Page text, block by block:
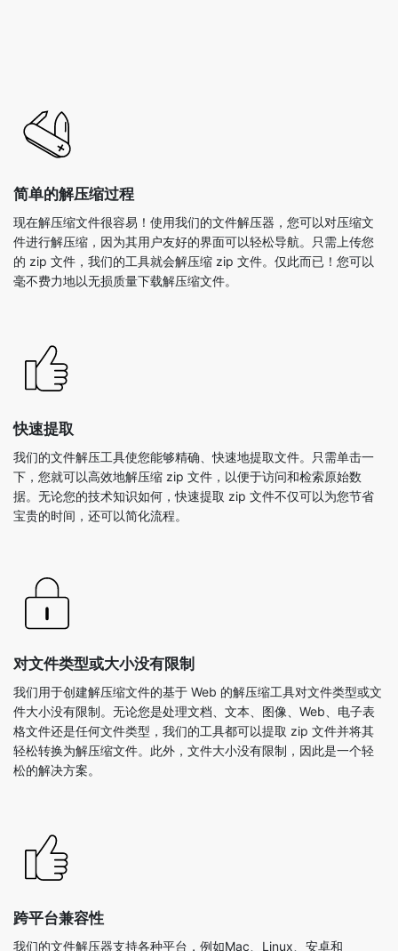
简单的解压缩过程
现在解压缩文件很容易！使用我们的文件解压器，您可以对压缩文
件进行解压缩，因为其用户友好的界面可以轻松导航。只需上传您
的 zip 文件，我们的工具就会解压缩 zip 文件。仅此而已！您可以
毫不费力地以无损质量下载解压缩文件。
快速提取
我们的文件解压工具使您能够精确、快速地提取文件。只需单击一
据。无论您的技术知识如何，快速提取 zip 文件不仅可以为您节省
宝贵的时间，还可以简化流程。
对文件类型或大小没有限制
我们用于创建解压缩文件的基于 Web 的解压缩工具对文件类型或文
件大小没有限制。无论您是处理文档、文本、图像、Web、电子表
格文件还是任何文件类型，我们的工具都可以提取 zip 文件并将其
轻松转换为解压缩文件。此外，文件大小没有限制，因此是一个轻
松的解决方案。
跨平台兼容性
我们的文件解压器支持各种平台，例如Mac、Linux、安卓和
运行。这确保了各种设备和操作系统的兼容性，为用户提供了多功
能的解决方案。